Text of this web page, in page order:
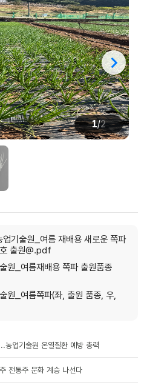
1/2
기술원_여름 재배용 새로운 쪽파
출원@.pdf
_여름재배용 쪽파 출원품종
_여름쪽파(좌, 출원 품종, 우,
농업기술원 온열질환 예방 총력
전통주 문화 계승 나선다